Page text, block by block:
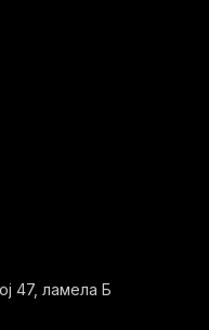
47, ламела Б